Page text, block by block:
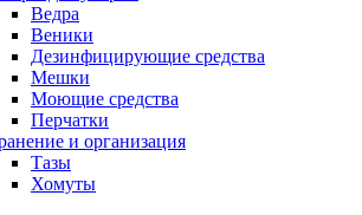
Ведра
Веники
Дезинфицирующие средства
Мешки
Моющие средства
Перчатки
и организация
Тазы
Хомуты